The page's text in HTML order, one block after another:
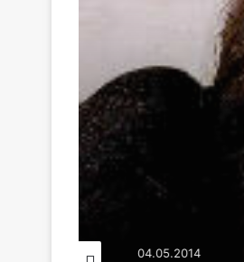
04.05.2014